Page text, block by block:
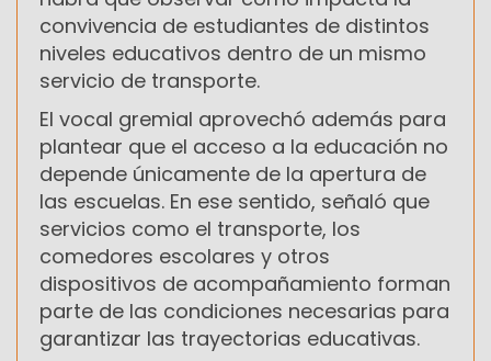
convivencia de estudiantes de distintos
niveles educativos dentro de un mismo
servicio de transporte.
El vocal gremial aprovechó además para
plantear que el acceso a la educación no
depende únicamente de la apertura de
las escuelas. En ese sentido, señaló que
servicios como el transporte, los
comedores escolares y otros
dispositivos de acompañamiento forman
parte de las condiciones necesarias para
garantizar las trayectorias educativas.